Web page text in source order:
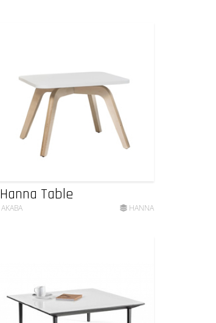
Hanna Table
AKABA HANNA